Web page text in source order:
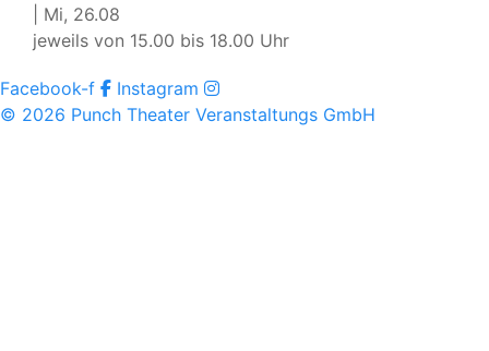
| Mi, 26.08
jeweils von 15.00 bis 18.00 Uhr
Facebook-f
Instagram
© 2026 Punch Theater Veranstaltungs GmbH